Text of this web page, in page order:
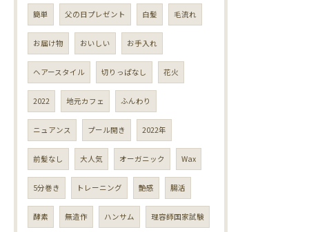
簡単 父の日プレゼント 白髪 毛流れ
お届け物 おいしい お手入れ
ヘアースタイル 切りっぱなし 花火
2022 地元カフェ ふんわり
ニュアンス プール開き 2022年
前髪なし 大人気 オーガニック Wax
5分巻き トレーニング 艶感 腸活
酵素 無造作 ハンサム 理容師国家試験